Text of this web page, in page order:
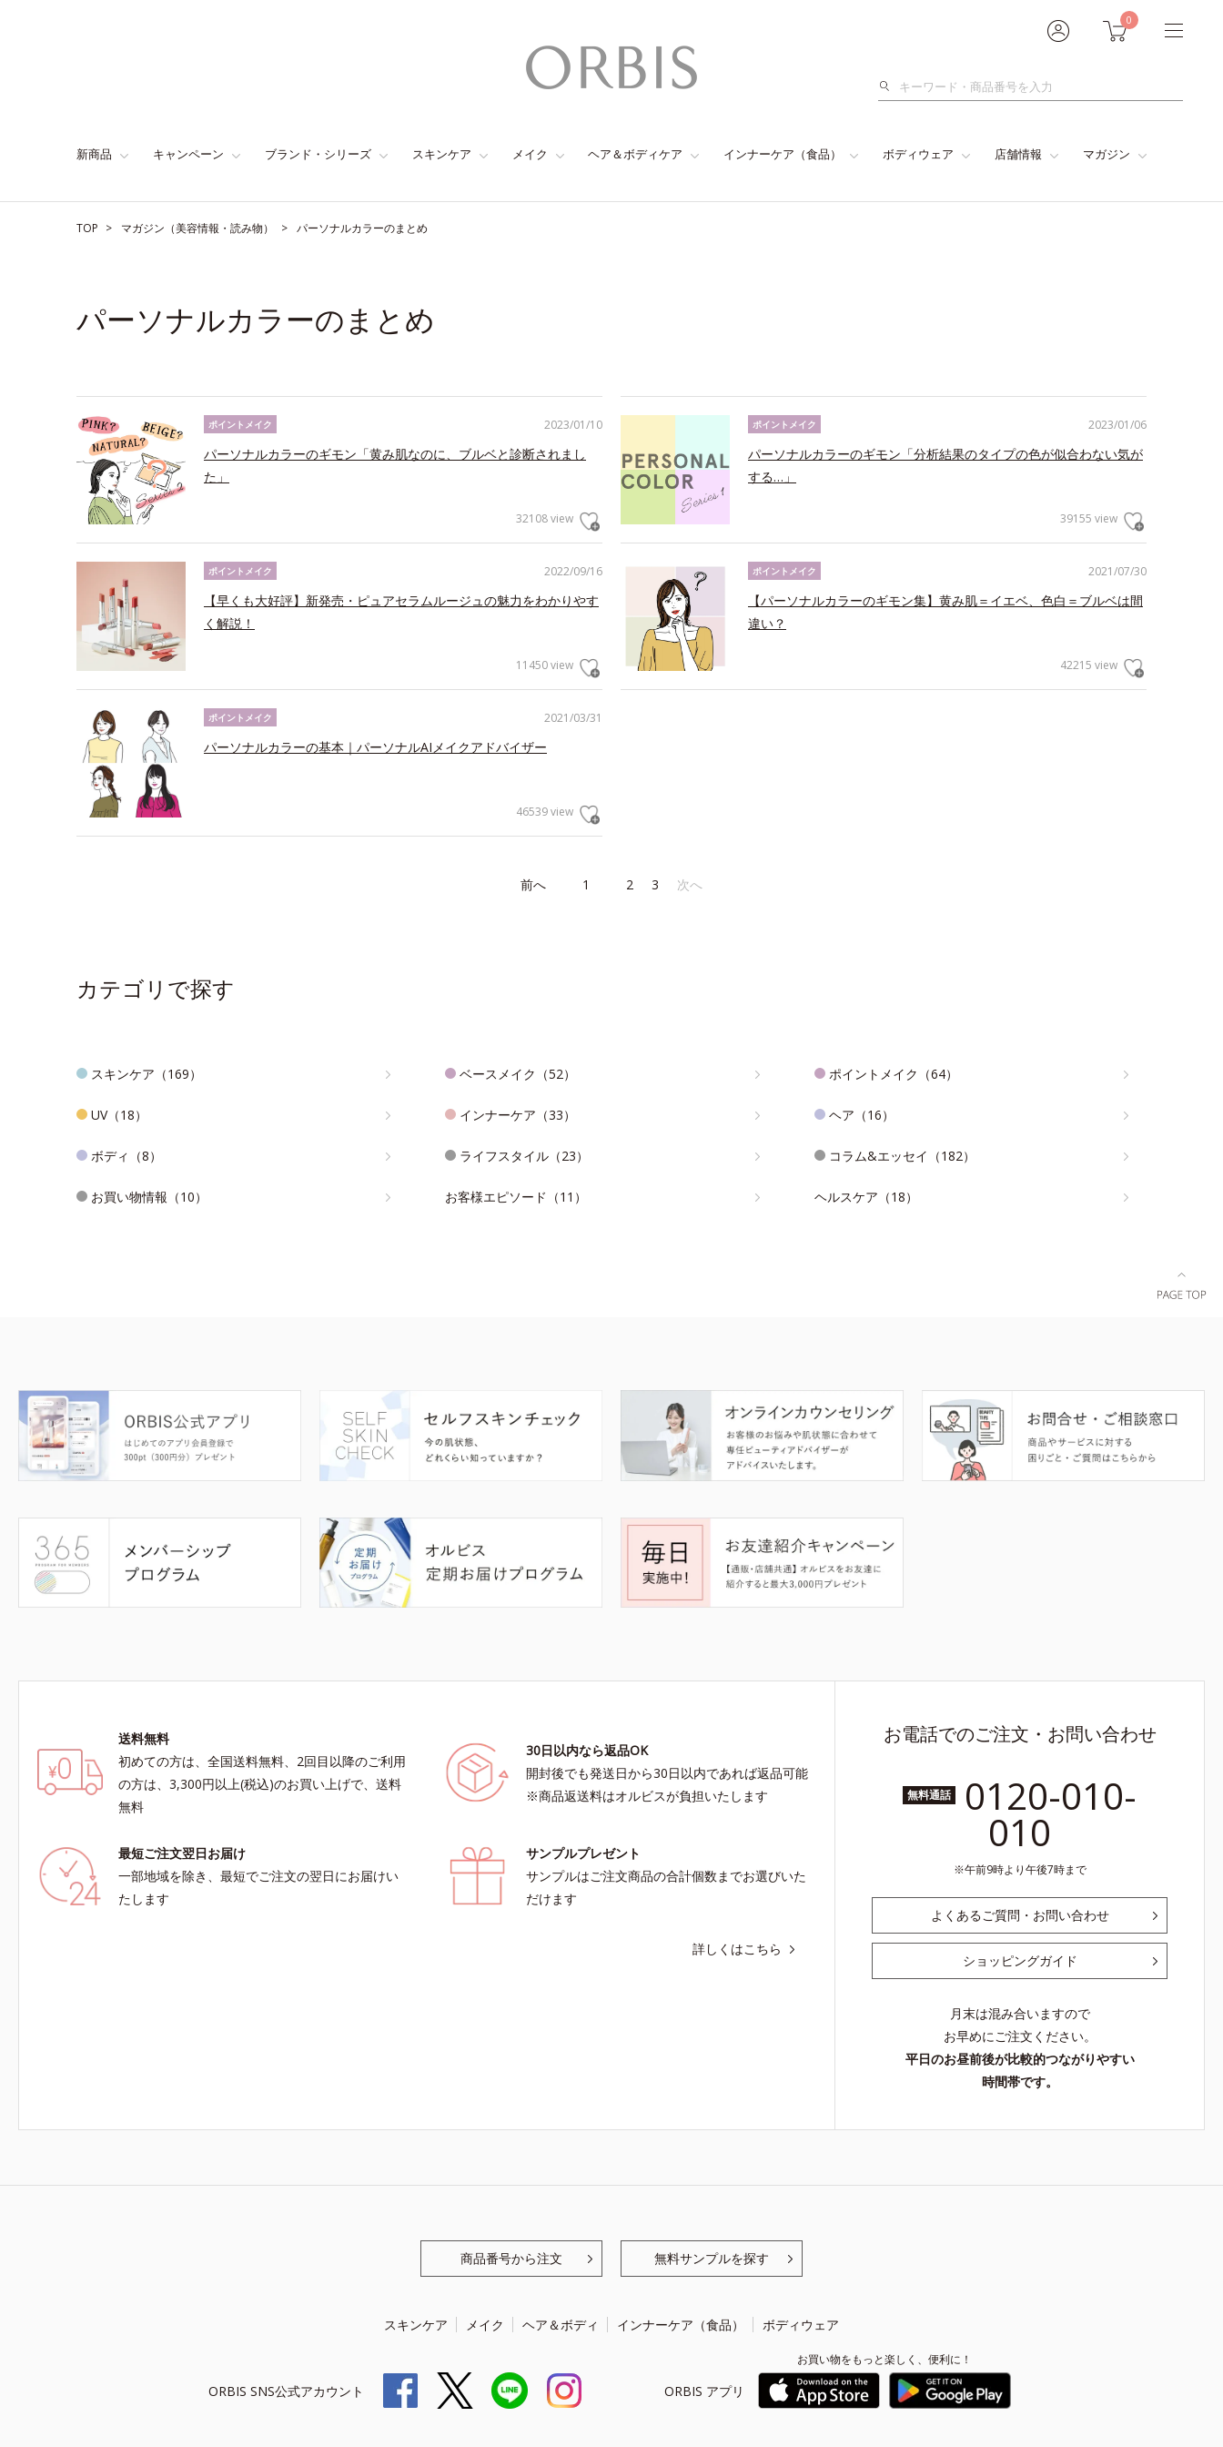
0
検
新商品 キャンペーン ブランド・シリーズ スキンケア メイク ヘア＆ボディケア インナーケア（食品） ボディウェア 店舗情報 マガジン
TOP マガジン（美容情報・読み物） パーソナルカラーのまとめ
パーソナルカラーのまとめ
2023/01/10
ポイントメイク
パーソナルカラーのギモン「黄み肌なのに、ブルベと診断されまし
た」
32108 view
2023/01/06
ポイントメイク
パーソナルカラーのギモン「分析結果のタイプの色が似合わない気が
する…」
39155 view
2022/09/16
ポイントメイク
【早くも大好評】新発売・ピュアセラムルージュの魅力をわかりやす
く解説！
11450 view
2021/07/30
ポイントメイク
【パーソナルカラーのギモン集】黄み肌＝イエベ、色白＝ブルベは間
違い？
42215 view
2021/03/31
ポイントメイク
パーソナルカラーの基本｜パーソナルAIメイクアドバイザー
46539 view
前へ 1 2 3 次へ
カテゴリで探す
スキンケア（169） ベースメイク（52） ポイントメイク（64）
UV（18） インナーケア（33） ヘア（16）
ボディ（8） ライフスタイル（23） コラム&エッセイ（182）
お買い物情報（10） お客様エピソード（11） ヘルスケア（18）
送料無料
初めての方は、全国送料無料、2回目以降のご利用
の方は、3,300円以上(税込)のお買い上げで、送料
無料
30日以内なら返品OK
開封後でも発送日から30日以内であれば返品可能
※商品返送料はオルビスが負担いたします
最短ご注文翌日お届け
一部地域を除き、最短でご注文の翌日にお届けい
たします
サンプルプレゼント
サンプルはご注文商品の合計個数までお選びいた
だけます
詳しくはこちら
お電話でのご注文・お問い合わせ
無料通話 0120-010-
010
午前9時より午後7時まで
よくあるご質問・お問い合わせ
ショッピングガイド
月末は混み合いますので
お早めにご注文ください。
平日のお昼前後が比較的つながりやすい
時間帯です。
商品番号から注文 無料サンプルを探す
スキンケア メイク ヘア＆ボディ インナーケア（食品） ボディウェア
ORBIS SNS公式アカウント ORBIS アプリ
お買い物をもっと楽しく、便利に！